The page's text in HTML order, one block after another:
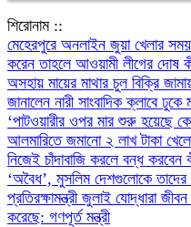
শিরোনাম ::
মেহেরপুরে অনলাইন জুয়া খেলার
করেন তাহলে আওয়ামী লীগের দোষ
অসহায় মায়ের মাথার চুল বিক্রি
জানালেন নারী সাংবাদিকক্লাবে ঢুকে
‘পাটওয়ারীর ওপর মার শুরু
আলমারিতে জমানো ২ লাখ টাকা
নিজেই চাঁদাবাজি করলে বন্ধ
‘অবৈধ’, মুসলিম দেশগুলোকে
প্রতিরক্ষামন্ত্রী জুলাই যোদ্ধারা জীবন
করেছে: গণপূর্ত মন্ত্রী